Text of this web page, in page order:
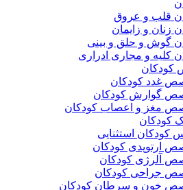
قلب و عروق
زنان و زایمان
گوش و حلق و بینی
کلیه و مجاری ادراری
غدد کودکان
گوارش کودکان
مغز و اعصاب کودکان
کودکان
کودکان استثنایی
ارتوپدی کودکان
آلرژی کودکان
جراحی کودکان
خون و سرطان کودکان